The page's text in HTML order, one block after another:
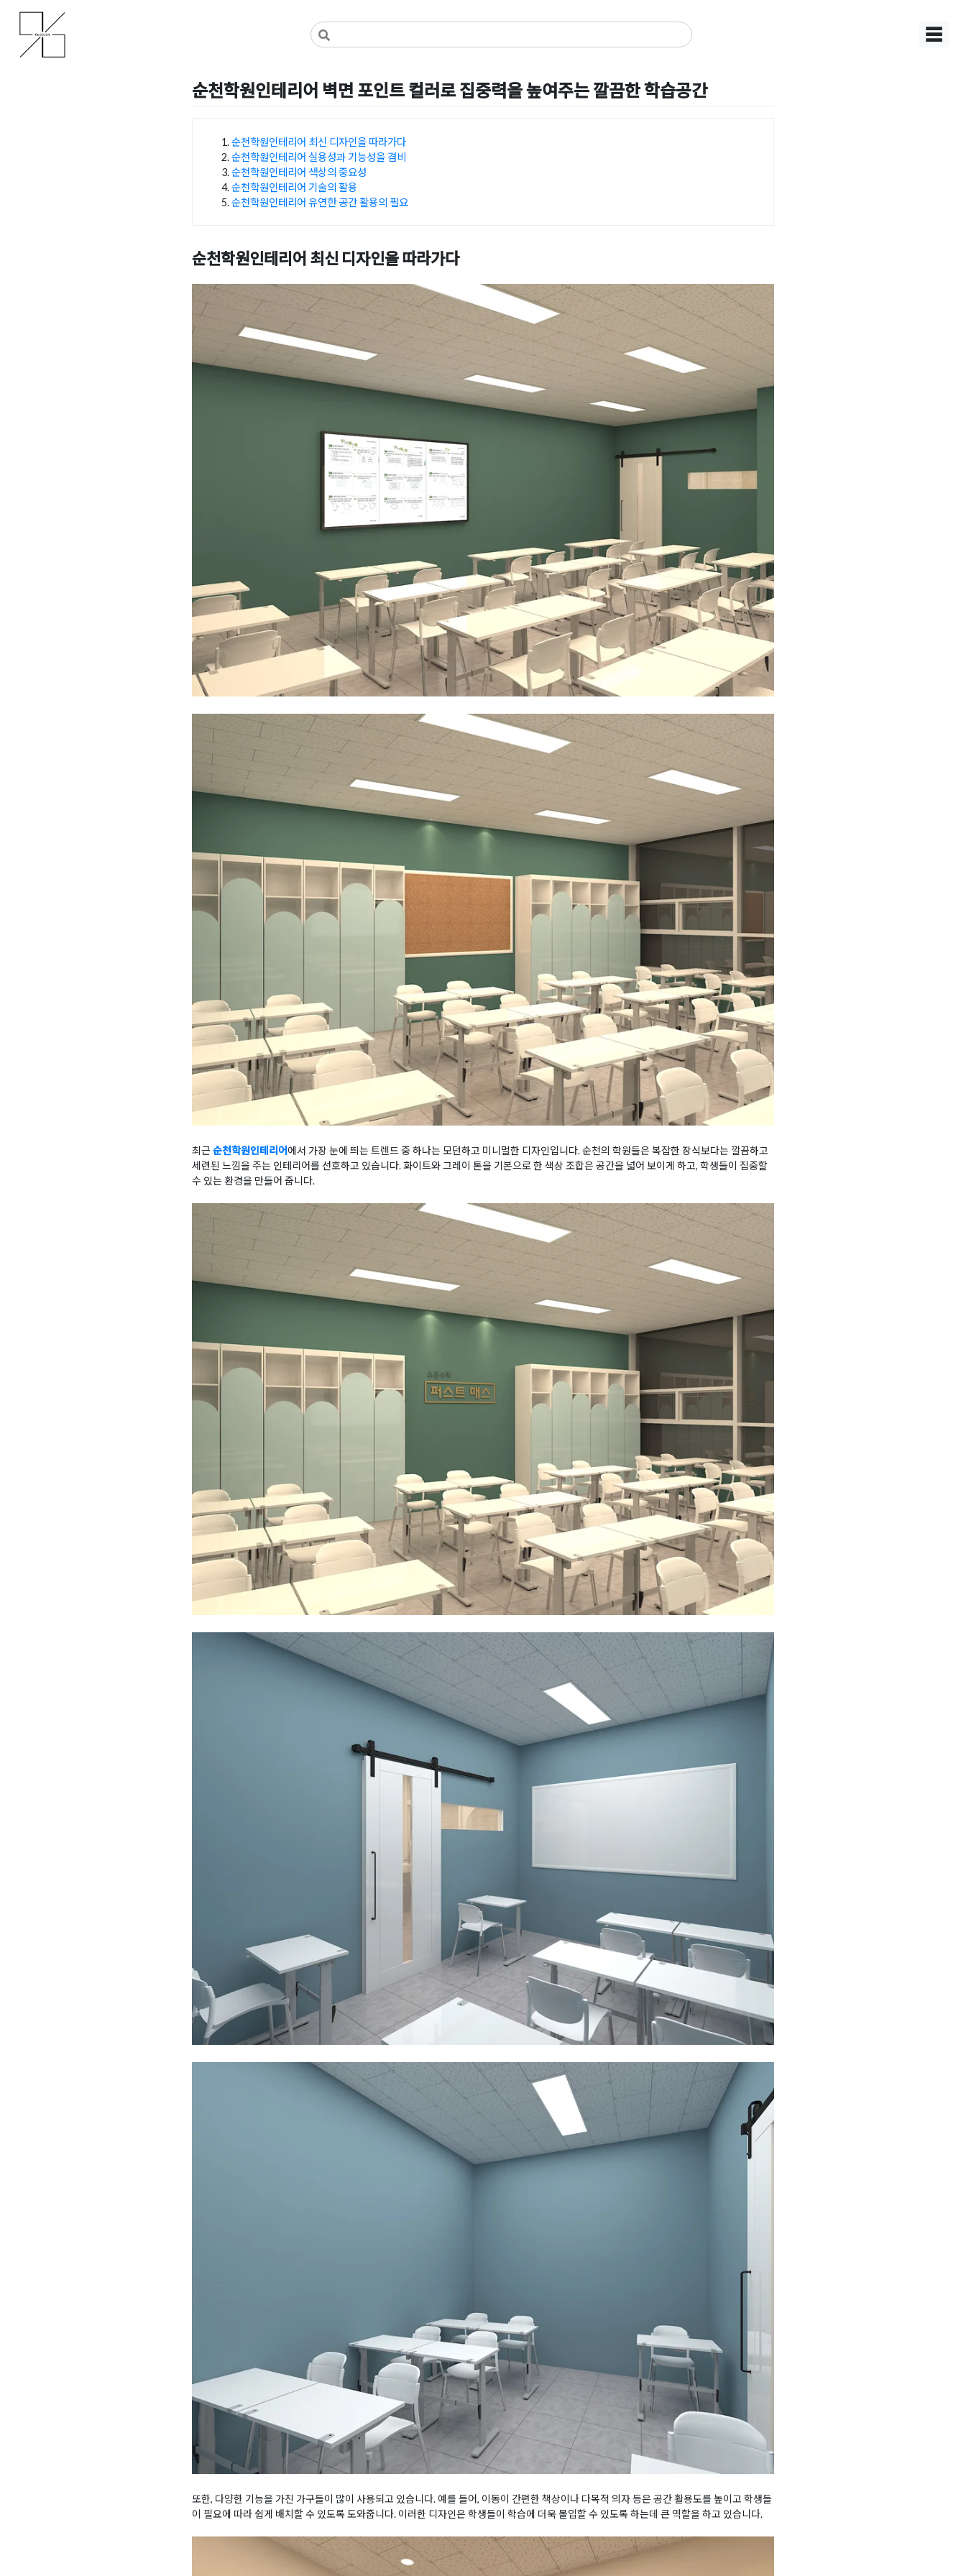
content
사무실인테리어 디자인 공사 비용견적 플랫폼
사무실인테리어 916
☰
순천학원인테리어 벽면 포인트 컬러로 집중력을 높여주는 깔끔한 학습공간
순천학원인테리어 최신 디자인을 따라가다
순천학원인테리어 실용성과 기능성을 겸비
순천학원인테리어 색상의 중요성
순천학원인테리어 기술의 활용
순천학원인테리어 유연한 공간 활용의 필요
순천학원인테리어 최신 디자인을 따라가다
최근순천학원인테리어 에서 가장 눈에 띄는 트렌드 중 하나는 모던하고 미니멀한 디자인입니다. 순천의 학원들은 복잡한 장식보다는 깔끔하고
세련된 느낌을 주는 인테리어를 선호하고 있습니다. 화이트와 그레이 톤을 기본으로 한 색상 조합은 공간을 넓어 보이게 하고, 학생들이 집중할
수 있는 환경을 만들어 줍니다.
또한, 다양한 기능을 가진 가구들이 많이 사용되고 있습니다. 예를 들어, 이동이 간편한 책상이나 다목적 의자 등은 공간 활용도를 높이고 학생들
이 필요에 따라 쉽게 배치할 수 있도록 도와줍니다. 이러한 디자인은 학생들이 학습에 더욱 몰입할 수 있도록 하는데 큰 역할을 하고 있습니다.